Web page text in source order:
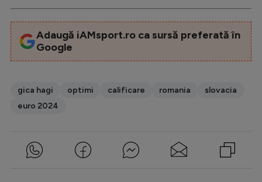
Adaugă iAMsport.ro ca sursă preferată în
Google
gica hagi optimi calificare romania
slovacia
euro 2024